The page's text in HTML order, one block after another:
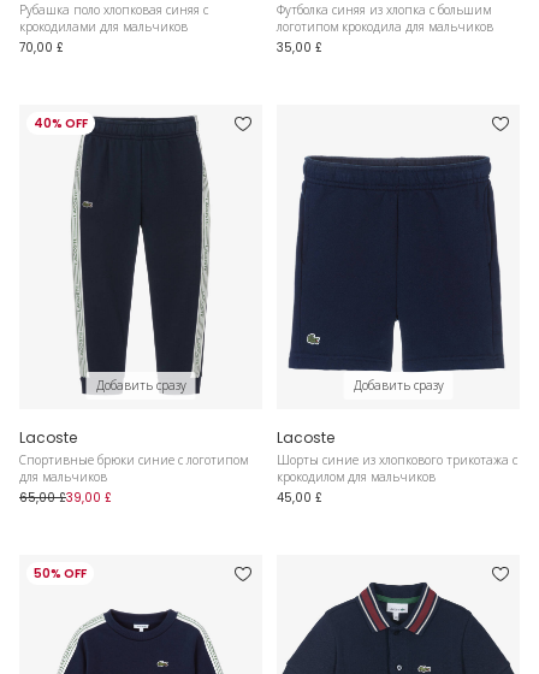
Рубашка поло хлопковая синяя с
крокодилами для мальчиков
70,00 £
Футболка синяя из хлопка с большим
логотипом крокодила для мальчиков
35,00 £
40% OFF
Добавить сразу
Lacoste
Спортивные брюки синие с логотипом
для мальчиков
65,00 £39,00 £
Добавить сразу
Lacoste
Шорты синие из хлопкового трикотажа с
крокодилом для мальчиков
45,00 £
50% OFF